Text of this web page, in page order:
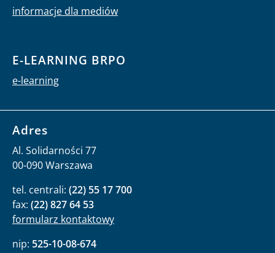
informacje dla mediów
E-LEARNING BRPO
e-learning
Adres
Al. Solidarności 77
00-090 Warszawa
tel. centrali: (22) 55 17 700
fax: (22) 827 64 53
formularz kontaktowy
nip: 525-10-08-674